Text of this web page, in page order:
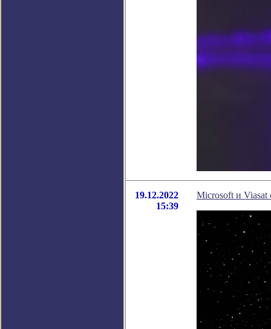
19.12.2022
15:39
Microsoft и Viasat